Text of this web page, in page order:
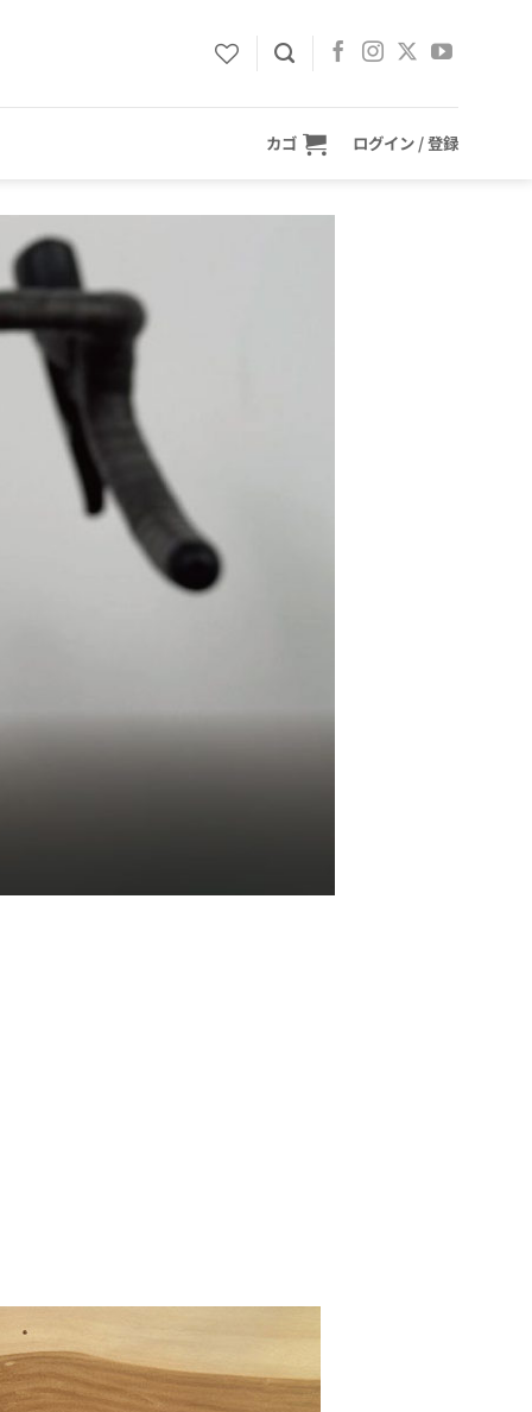
カゴ ログイン / 登録